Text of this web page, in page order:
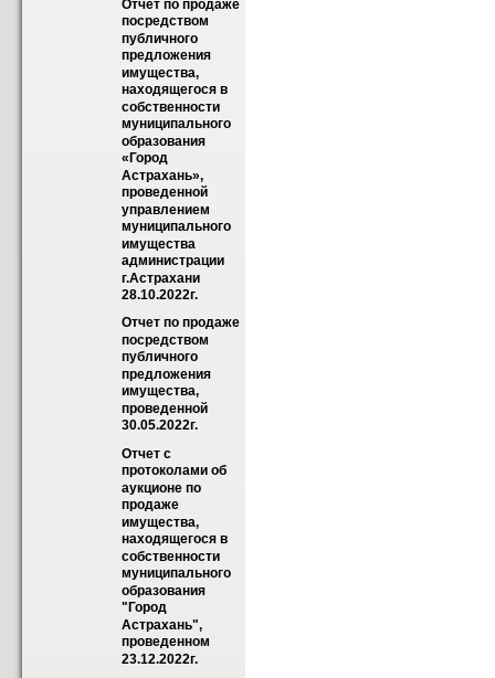
Отчет по продаже
посредством
публичного
предложения
имущества,
находящегося в
собственности
муниципального
образования
«Город
Астрахань»,
проведенной
управлением
муниципального
имущества
администрации
г.Астрахани
28.10.2022г.
Отчет по продаже
посредством
публичного
предложения
имущества,
проведенной
30.05.2022г.
Отчет с
протоколами об
аукционе по
продаже
имущества,
находящегося в
собственности
муниципального
образования
"Город
Астрахань",
проведенном
23.12.2022г.